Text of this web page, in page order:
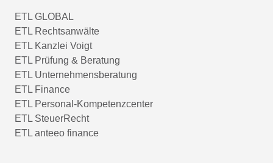
ETL GLOBAL
ETL Rechtsanwälte
ETL Kanzlei Voigt
ETL Prüfung & Beratung
ETL Unternehmensberatung
ETL Finance
ETL Personal-Kompetenzcenter
ETL SteuerRecht
ETL anteeo finance